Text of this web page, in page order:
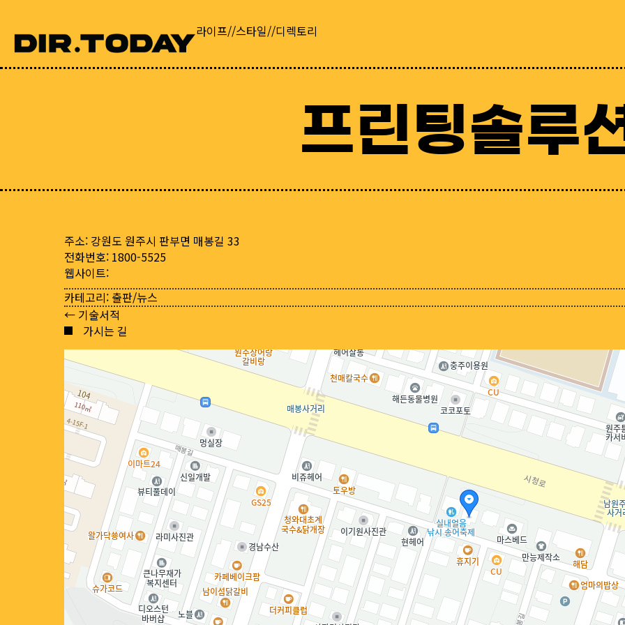
라이프//스타일//디렉토리
프린팅솔루
주소: 강원도 원주시 판부면 매봉길 33
전화번호: 1800-5525
웹사이트:
카테고리: 출판/뉴스
Posts
navigation
← 기술서적
가시는 길